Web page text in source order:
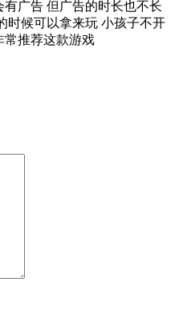
广告 但广告的时长也不长
时候可以拿来玩 小孩子不开
常推荐这款游戏